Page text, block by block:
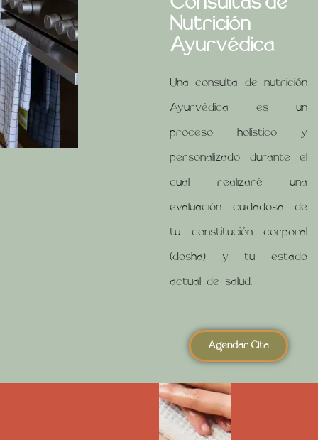
Nutrición
Ayurvédica
Una consulta de nutrición
Ayurvédica es un
proceso holístico y
personalizado durante el
cual realizaré una
evaluación cuidadosa de
tu constitución corporal
(dosha) y tu estado
actual de salud.
Agendar Cita